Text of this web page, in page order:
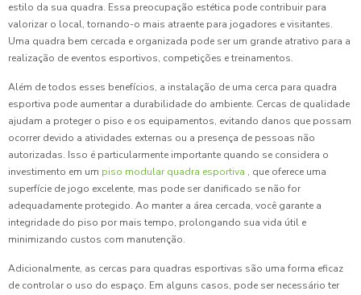
estilo da sua quadra. Essa preocupação estética pode contribuir para
valorizar o local, tornando-o mais atraente para jogadores e visitantes.
Uma quadra bem cercada e organizada pode ser um grande atrativo para a
realização de eventos esportivos, competições e treinamentos.
Além de todos esses benefícios, a instalação de uma cerca para quadra
esportiva pode aumentar a durabilidade do ambiente. Cercas de qualidade
ajudam a proteger o piso e os equipamentos, evitando danos que possam
ocorrer devido a atividades externas ou a presença de pessoas não
autorizadas. Isso é particularmente importante quando se considera o
investimento em um piso modular quadra esportiva , que oferece uma
superfície de jogo excelente, mas pode ser danificado se não for
adequadamente protegido. Ao manter a área cercada, você garante a
integridade do piso por mais tempo, prolongando sua vida útil e
minimizando custos com manutenção.
Adicionalmente, as cercas para quadras esportivas são uma forma eficaz
de controlar o uso do espaço. Em alguns casos, pode ser necessário ter